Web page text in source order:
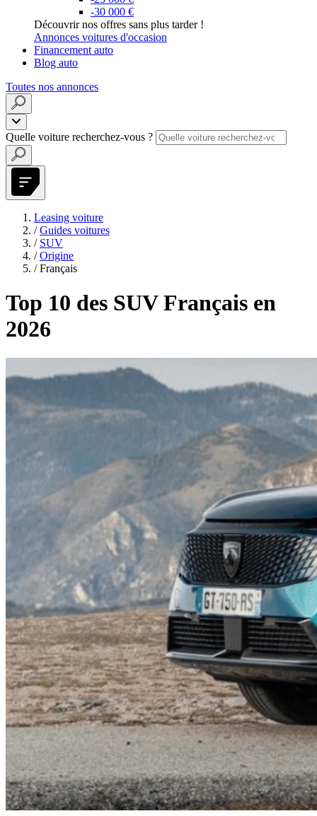
-30 000 €
Découvrir nos offres sans plus tarder !
Annonces voitures d'occasion
Financement auto
Blog auto
Toutes nos annonces
Quelle voiture recherchez-vous ?
Leasing voiture
/ Guides voitures
/ SUV
/ Origine
/ Français
Top 10 des SUV Français en
2026